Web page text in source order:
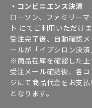
・コンビニエンス決済
ローソン、ファミリー
ト にてご利用いただけま
受注完了後、自動確認
ールが「イプシロン決済
※商品在庫を確認した上
受注メール確認後、各
ジにて商品代金をお支
となります。